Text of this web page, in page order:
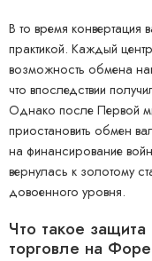
В то время
практикой. Каждый
возможность обмена
что впоследствии
Однако после Первой
приостановить обмен
на финансирование
вернулась к золотому
довоенного уровня.
Что такое защита
торговле на